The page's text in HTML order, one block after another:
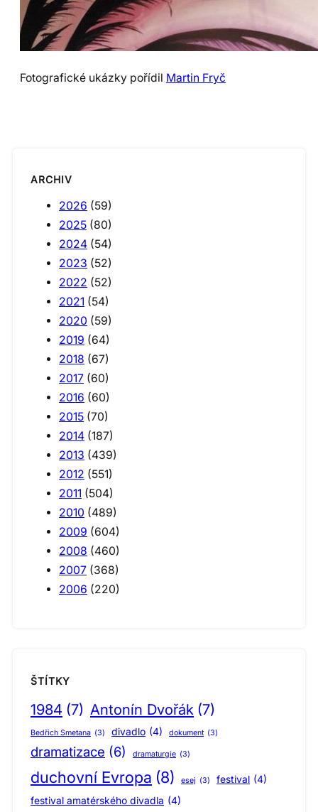
Fotografické ukázky pořídil Martin Fryč
ARCHIV
2026 (59)
2025 (80)
2024 (54)
2023 (52)
2022 (52)
2021 (54)
2020 (59)
2019 (64)
2018 (67)
2017 (60)
2016 (60)
2015 (70)
2014 (187)
2013 (439)
2012 (551)
2011 (504)
2010 (489)
2009 (604)
2008 (460)
2007 (368)
2006 (220)
ŠTÍTKY
1984 (7) Antonín Dvořák (7)
Bedřich Smetana (3) divadlo (4) dokument (3)
dramatizace (6) dramaturgie (3)
duchovní Evropa (8) esej (3) festival (4)
festival amatérského divadla (4)